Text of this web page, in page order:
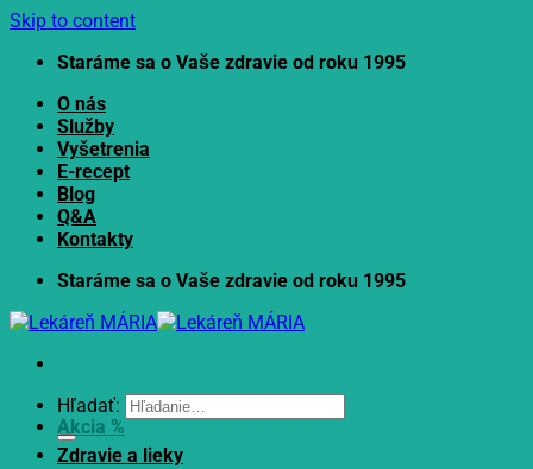
Skip to content
Staráme sa o Vaše zdravie od roku 1995
O nás
Služby
Vyšetrenia
E-recept
Blog
Q&A
Kontakty
Staráme sa o Vaše zdravie od roku 1995
Hľadať:
Akcia %
Zdravie a lieky